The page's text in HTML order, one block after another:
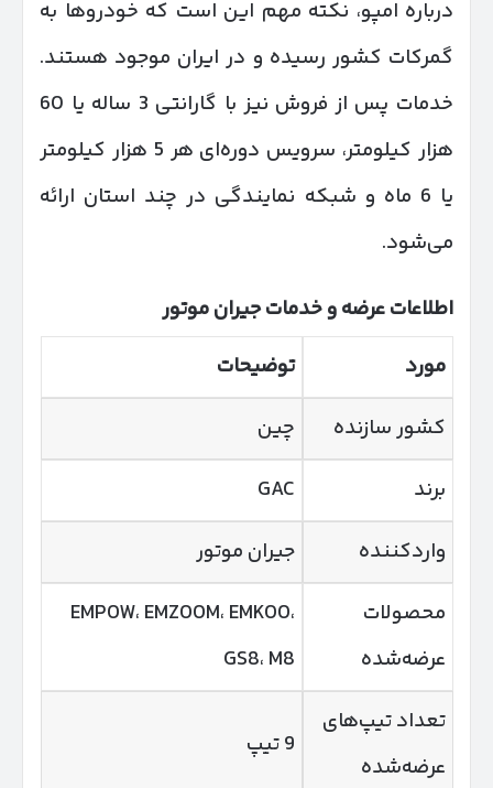
درباره امپو، نکته مهم این است که خودروها به
گمرکات کشور رسیده و در ایران موجود هستند.
خدمات پس از فروش نیز با گارانتی 3 ساله یا 60
هزار کیلومتر، سرویس دوره‌ای هر 5 هزار کیلومتر
یا 6 ماه و شبکه نمایندگی در چند استان ارائه
می‌شود.
اطلاعات عرضه و خدمات جیران موتور
مورد
توضیحات
کشور سازنده
چین
برند
GAC
واردکننده
جیران موتور
محصولات
عرضه‌شده
EMPOW، EMZOOM، EMKOO،
GS8، M8
تعداد تیپ‌های
عرضه‌شده
9 تیپ